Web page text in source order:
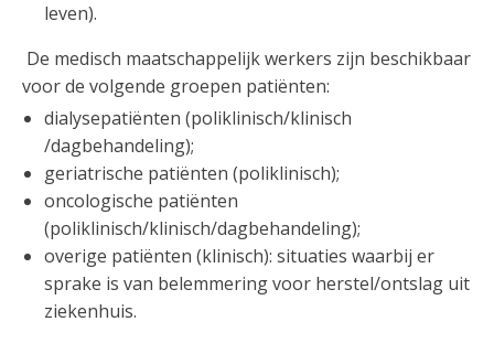
leven).
De medisch maatschappelijk werkers zijn beschikbaar
voor de volgende groepen patiënten:
dialysepatiënten (poliklinisch/klinisch
/dagbehandeling);
geriatrische patiënten (poliklinisch);
oncologische patiënten
(poliklinisch/klinisch/dagbehandeling);
overige patiënten (klinisch): situaties waarbij er
sprake is van belemmering voor herstel/ontslag uit
ziekenhuis.